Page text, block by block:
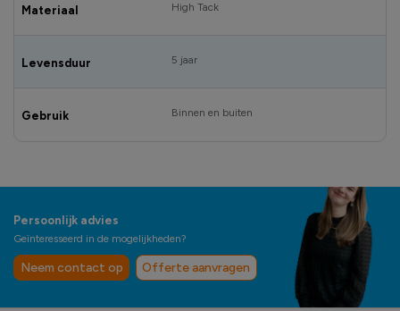
Materiaal High Tack
Levensduur 5 jaar
Gebruik Binnen en buiten
Persoonlijk advies
Geïnteresseerd in de mogelijkheden?
Neem contact op Offerte aanvragen